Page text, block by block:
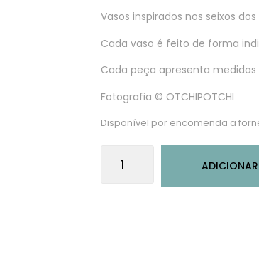
Vasos inspirados nos seixos
Cada vaso é feito de forma
Cada peça apresenta
Fotografia © OTCHIPOTCHI
Disponível por encomenda a
ADICIONAR